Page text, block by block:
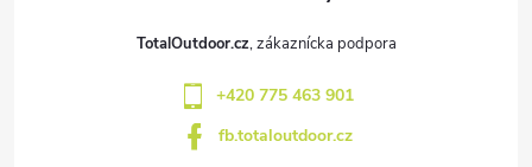
TotalOutdoor.cz
+420 775 463 901
fb.totaloutdoor.cz